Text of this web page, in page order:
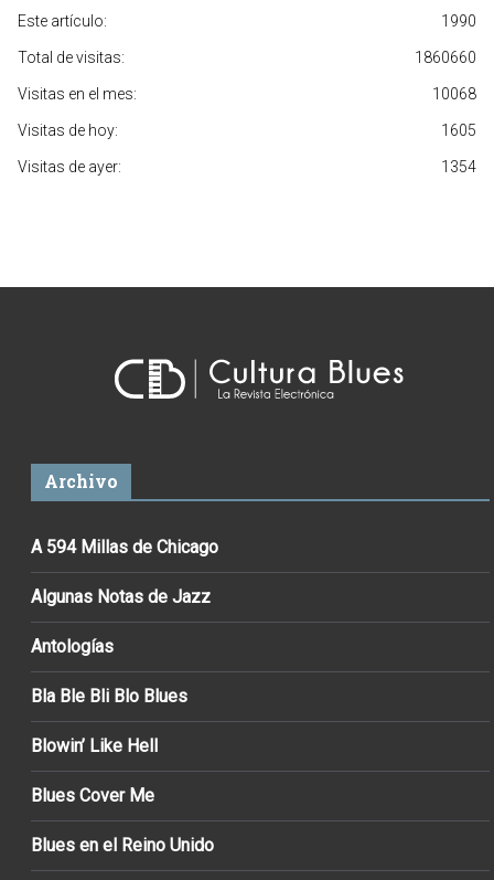
1990
Este artículo:
1860660
Total de visitas:
10068
Visitas en el mes:
1605
Visitas de hoy:
1354
Visitas de ayer:
Archivo
A 594 Millas de Chicago
Algunas Notas de Jazz
Antologías
Bla Ble Bli Blo Blues
Blowin’ Like Hell
Blues Cover Me
Blues en el Reino Unido